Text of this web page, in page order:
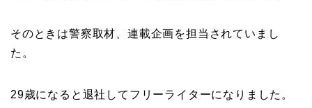
そのときは警察取材、連載企画を担当されていまし
た。
29歳になると退社してフリーライターになりました。